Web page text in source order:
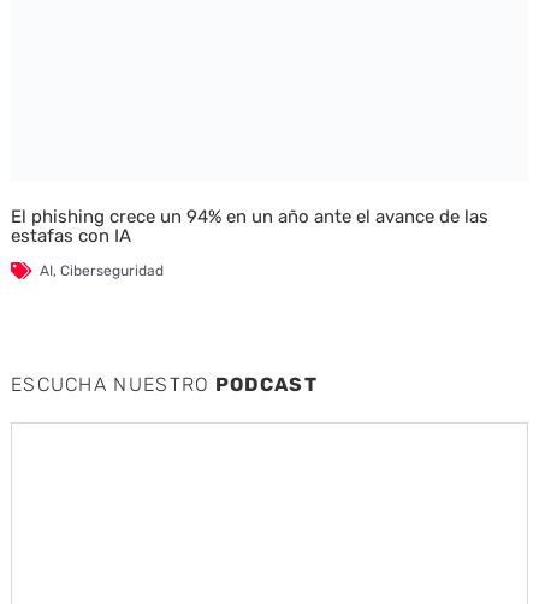
El phishing crece un 94% en un año ante el avance de las
estafas con IA
AI, Ciberseguridad
ESCUCHA NUESTRO PODCAST